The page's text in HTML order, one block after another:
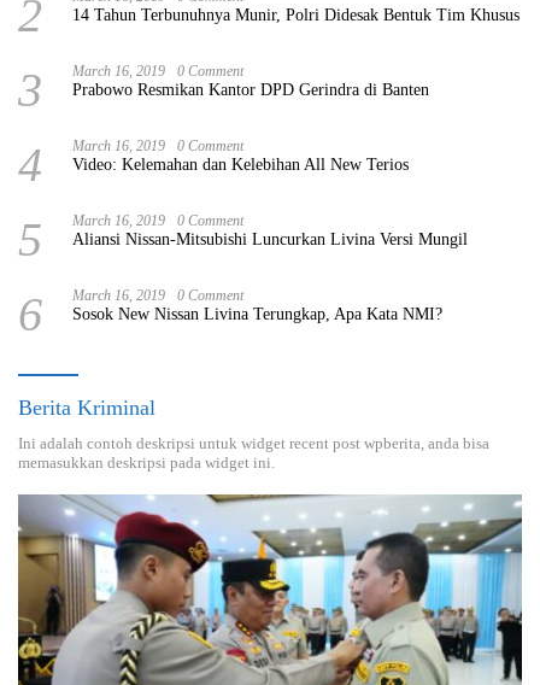
2 14 Tahun Terbunuhnya Munir, Polri Didesak Bentuk Tim Khusus
3 March 16, 2019 0 Comment
Prabowo Resmikan Kantor DPD Gerindra di Banten
4 March 16, 2019 0 Comment
Video: Kelemahan dan Kelebihan All New Terios
5 March 16, 2019 0 Comment
Aliansi Nissan-Mitsubishi Luncurkan Livina Versi Mungil
6 March 16, 2019 0 Comment
Sosok New Nissan Livina Terungkap, Apa Kata NMI?
Berita Kriminal
Ini adalah contoh deskripsi untuk widget recent post wpberita, anda bisa
memasukkan deskripsi pada widget ini.